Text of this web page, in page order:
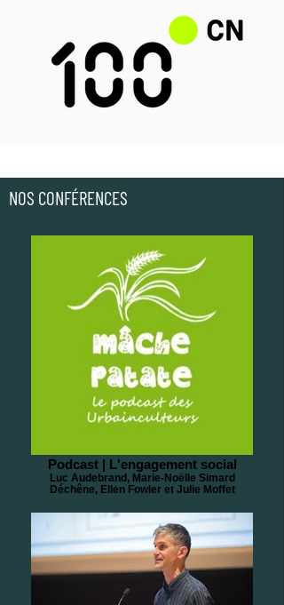
NOS CONFÉRENCES
Podcast | L'engagement social
Luc Audebrand, Marie-Noëlle Simard
Déchêne, Ellen Fowler et Julie Moffet